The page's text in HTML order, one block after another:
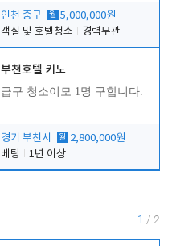
인천 중구 월 5,000,000원
객실 및 호텔청소
경력무관
부천호텔 키노
급구 청소이모 1명 구합니다.
경기 부천시 월 2,800,000원
베팅
1년 이상
1 / 2